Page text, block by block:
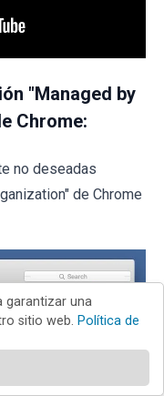
"Managed by
Chrome:
no deseadas
de Chrome
garantizar una
sitio web. Política de